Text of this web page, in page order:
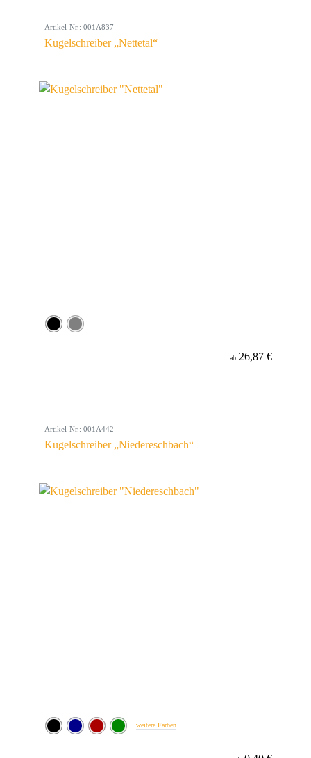
Artikel-Nr.: 001A837
Kugelschreiber „Nettetal“
ab 26,87 €
Artikel-Nr.: 001A442
Kugelschreiber „Niedereschbach“
weitere Farben